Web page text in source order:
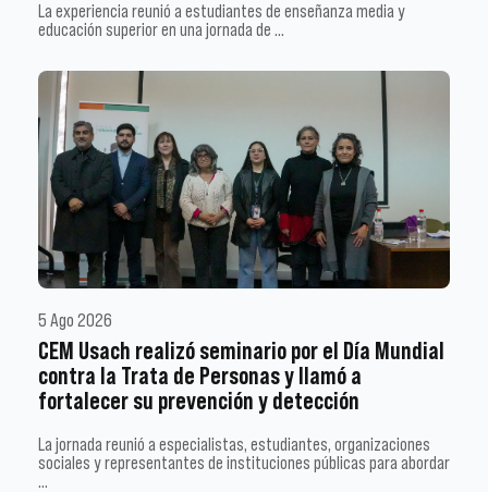
La experiencia reunió a estudiantes de enseñanza media y
educación superior en una jornada de …
5 Ago 2026
CEM Usach realizó seminario por el Día Mundial
contra la Trata de Personas y llamó a
fortalecer su prevención y detección
La jornada reunió a especialistas, estudiantes, organizaciones
sociales y representantes de instituciones públicas para abordar
…